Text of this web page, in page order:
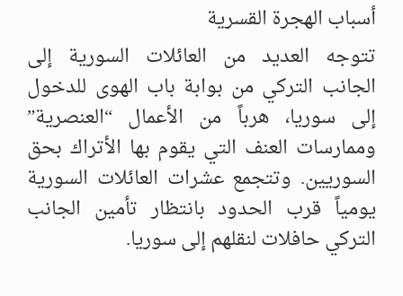
أسباب الهجرة القسرية
تتوجه العديد من العائلات السورية إلى
الجانب التركي من بوابة باب الهوى للدخول
إلى سوريا، هرباً من الأعمال “العنصرية”
وممارسات العنف التي يقوم بها الأتراك بحق
السوريين. وتتجمع عشرات العائلات السورية
يومياً قرب الحدود بانتظار تأمين الجانب
التركي حافلات لنقلهم إلى سوريا.